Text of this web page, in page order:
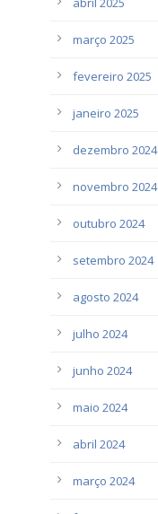
março 2025
fevereiro 2025
janeiro 2025
dezembro 2024
novembro 2024
outubro 2024
setembro 2024
agosto 2024
julho 2024
junho 2024
maio 2024
abril 2024
março 2024